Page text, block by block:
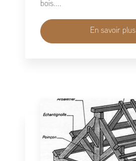
bois....
En savoir plus